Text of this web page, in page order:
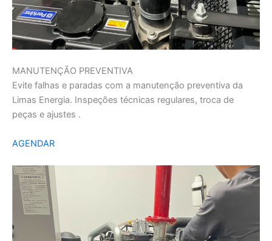
MANUTENÇÃO PREVENTIVA
Evite falhas e paradas com a manutenção preventiva da
Limas Energia. Inspeções técnicas regulares, troca de
peças e ajustes .
AGENDAR